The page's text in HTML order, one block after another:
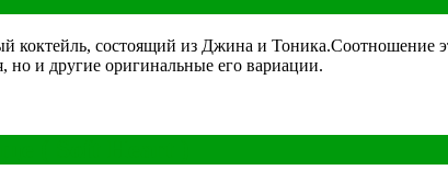
коктейль, состоящий из Джина и Тоника.Соотношение
но и другие оригинальные его вариации.